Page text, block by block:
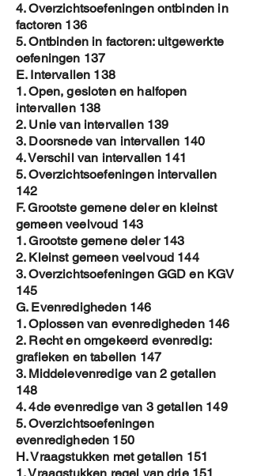
4. Overzichtsoefeningen ontbinden in
factoren 136
5. Ontbinden in factoren: uitgewerkte
oefeningen 137
E. Intervallen 138
1. Open, gesloten en halfopen
intervallen 138
2. Unie van intervallen 139
3. Doorsnede van intervallen 140
4. Verschil van intervallen 141
5. Overzichtsoefeningen intervallen
142
F. Grootste gemene deler en kleinst
gemeen veelvoud 143
1. Grootste gemene deler 143
2. Kleinst gemeen veelvoud 144
3. Overzichtsoefeningen GGD en KGV
145
G. Evenredigheden 146
1. Oplossen van evenredigheden 146
2. Recht en omgekeerd evenredig:
grafieken en tabellen 147
3. Middelevenredige van 2 getallen
148
4. 4de evenredige van 3 getallen 149
5. Overzichtsoefeningen
evenredigheden 150
H. Vraagstukken met getallen 151